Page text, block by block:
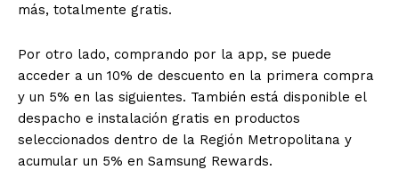
más, totalmente gratis.
Por otro lado, comprando por la app, se puede
acceder a un 10% de descuento en la primera compra
y un 5% en las siguientes. También está disponible el
despacho e instalación gratis en productos
seleccionados dentro de la Región Metropolitana y
acumular un 5% en Samsung Rewards.